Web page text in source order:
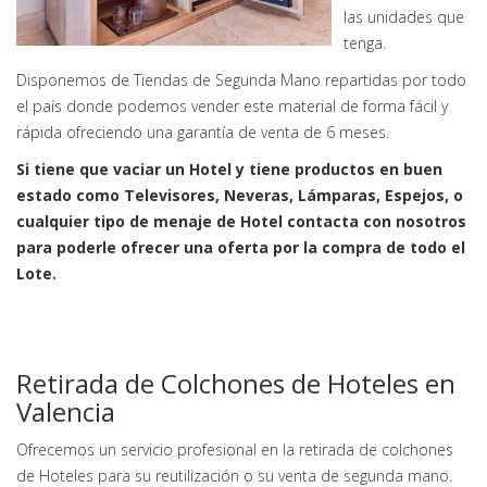
las unidades que
tenga.
Disponemos de Tiendas de Segunda Mano repartidas por todo
el país donde podemos vender este material de forma fácil y
rápida ofreciendo una garantía de venta de 6 meses.
Si tiene que vaciar un Hotel y tiene productos en buen
estado como Televisores, Neveras, Lámparas, Espejos, o
cualquier tipo de menaje de Hotel contacta con nosotros
para poderle ofrecer una oferta por la compra de todo el
Lote.
Retirada de Colchones de Hoteles en
Valencia
Ofrecemos un servicio profesional en la retirada de colchones
de Hoteles para su reutilización o su venta de segunda mano.